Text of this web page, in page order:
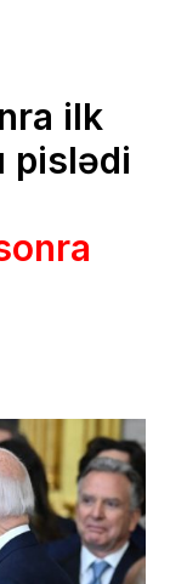
ilk
pislədi